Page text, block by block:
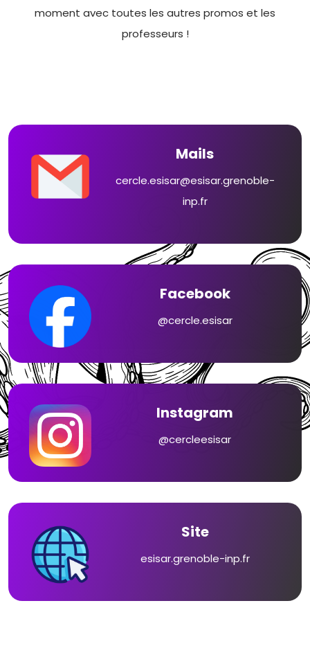
moment avec toutes les autres promos et les
professeurs !
Mails
cercle.esisar@esisar.grenoble-
inp.fr
Facebook
@cercle.esisar
Instagram
@cercleesisar
Site
esisar.grenoble-inp.fr